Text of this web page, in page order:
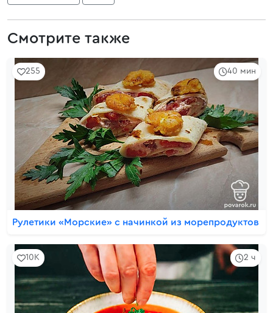
Смотрите также
40 мин
255
Рулетики «Морские» с начинкой из морепродуктов
2 ч
10K